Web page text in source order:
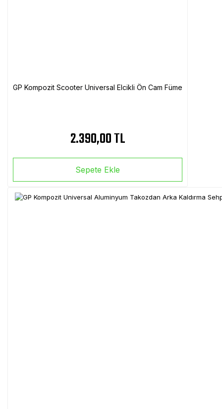
GP Kompozit Scooter Universal Elcikli Ön Cam Füme
2.390,00 TL
Sepete Ekle